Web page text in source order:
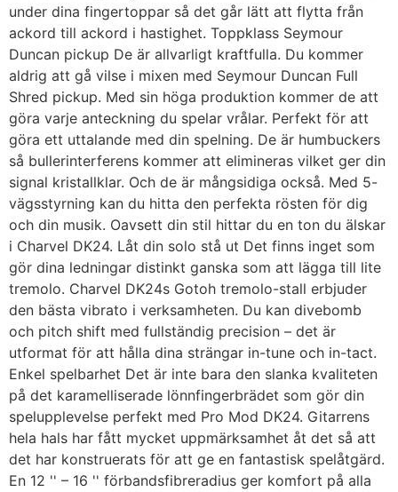
under dina fingertoppar så det går lätt att flytta från
ackord till ackord i hastighet. Toppklass Seymour
Duncan pickup De är allvarligt kraftfulla. Du kommer
aldrig att gå vilse i mixen med Seymour Duncan Full
Shred pickup. Med sin höga produktion kommer de att
göra varje anteckning du spelar vrålar. Perfekt för att
göra ett uttalande med din spelning. De är humbuckers
så bullerinterferens kommer att elimineras vilket ger din
signal kristallklar. Och de är mångsidiga också. Med 5-
vägsstyrning kan du hitta den perfekta rösten för dig
och din musik. Oavsett din stil hittar du en ton du älskar
i Charvel DK24. Låt din solo stå ut Det finns inget som
gör dina ledningar distinkt ganska som att lägga till lite
tremolo. Charvel DK24s Gotoh tremolo-stall erbjuder
den bästa vibrato i verksamheten. Du kan divebomb
och pitch shift med fullständig precision – det är
utformat för att hålla dina strängar in-tune och in-tact.
Enkel spelbarhet Det är inte bara den slanka kvaliteten
på det karamelliserade lönnfingerbrädet som gör din
spelupplevelse perfekt med Pro Mod DK24. Gitarrens
hela hals har fått mycket uppmärksamhet åt det så att
det har konstruerats för att ge en fantastisk spelåtgärd.
En 12 '' – 16 '' förbandsfibreradius ger komfort på alla